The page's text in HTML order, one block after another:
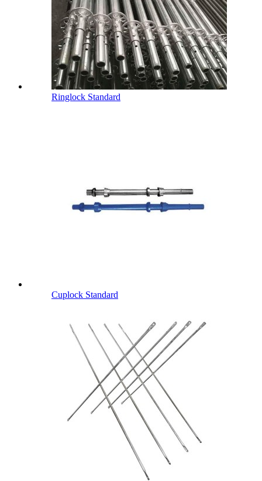
Ringlock Standard
Cuplock Standard